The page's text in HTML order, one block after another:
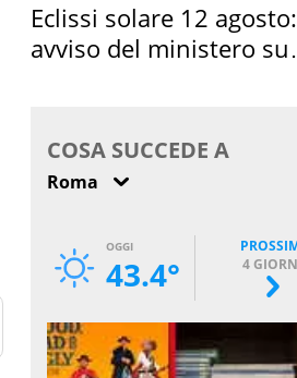
Eclissi solare 12 agosto:
avviso del ministero su